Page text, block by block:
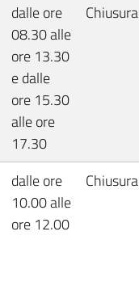
dalle ore
08.30 alle
ore 13.30
e dalle
ore 15.30
alle ore
17.30
Chiusura
dalle ore
10.00 alle
ore 12.00
Chiusura